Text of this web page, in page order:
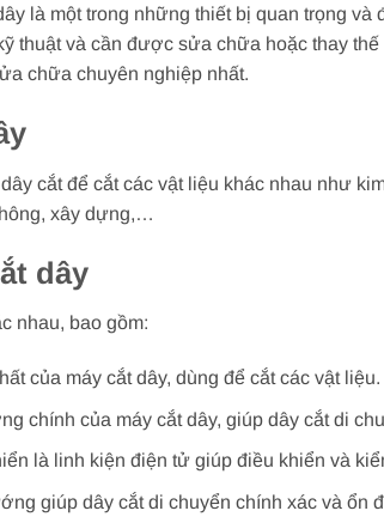
là một trong những thiết bị quan trọng
thuật và cần được sửa chữa hoặc thay
chữa chuyên nghiệp nhất.
cắt để cắt các vật liệu khác nhau như
xây dựng,…
dây
nhau, bao gồm:
của máy cắt dây, dùng để cắt các vật liệu.
chính của máy cắt dây, giúp dây cắt di
là linh kiện điện tử giúp điều khiển và
giúp dây cắt di chuyển chính xác và ổn